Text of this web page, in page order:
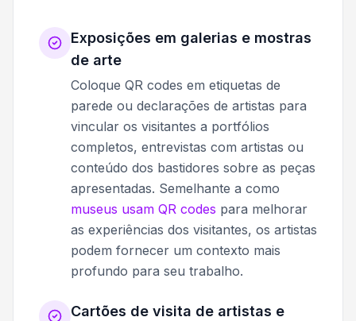
Exposições em galerias e mostras
de arte
Coloque QR codes em etiquetas de
parede ou declarações de artistas para
vincular os visitantes a portfólios
completos, entrevistas com artistas ou
conteúdo dos bastidores sobre as peças
apresentadas. Semelhante a como
museus usam QR codes para melhorar
as experiências dos visitantes, os artistas
podem fornecer um contexto mais
profundo para seu trabalho.
Cartões de visita de artistas e